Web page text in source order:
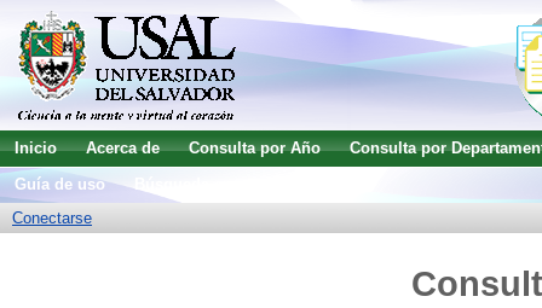
Inicio Acerca de Consulta por Año
Consulta por
Guía de uso
Conectarse